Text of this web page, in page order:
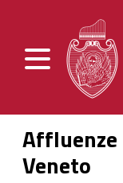
Veneto